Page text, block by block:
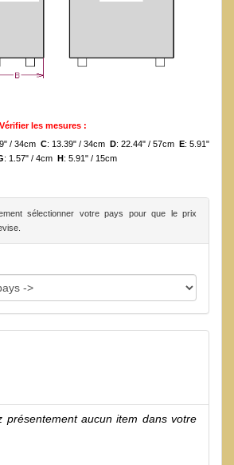
les mesures :
/ 34cm C: 13.39" / 34cm D: 22.44" / 57cm E: 5.91"
: 1.57" / 4cm H: 5.91" / 15cm
sélectionner votre pays pour que le prix
présentement aucun item dans votre